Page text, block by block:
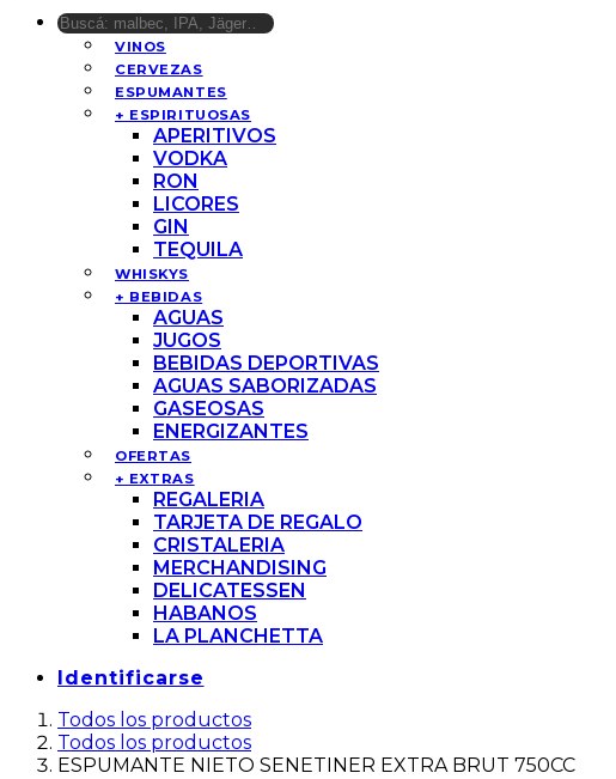
VINOS
CERVEZAS
ESPUMANTES
+ ESPIRITUOSAS
APERITIVOS
VODKA
RON
LICORES
GIN
TEQUILA
WHISKYS
+ BEBIDAS
AGUAS
JUGOS
BEBIDAS DEPORTIVAS
AGUAS SABORIZADAS
GASEOSAS
ENERGIZANTES
OFERTAS
+ EXTRAS
REGALERIA
TARJETA DE REGALO
CRISTALERIA
MERCHANDISING
DELICATESSEN
HABANOS
LA PLANCHETTA
Identificarse
Todos los productos
Todos los productos
ESPUMANTE NIETO SENETINER EXTRA BRUT 750CC